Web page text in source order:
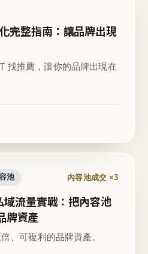
完整指南：讓品牌出現
找推薦，讓你的品牌出現在
池 內容池成交 ×3
流量實戰：把內容池
牌資產
、可複利的品牌資產。